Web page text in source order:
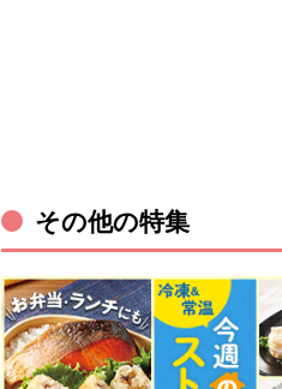
その他の特集